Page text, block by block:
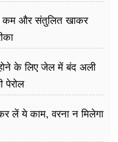
कम और संतुलित खाकर
के लिए जेल में बंद अली
पेरोल
लें ये काम, वरना न मिलेगा